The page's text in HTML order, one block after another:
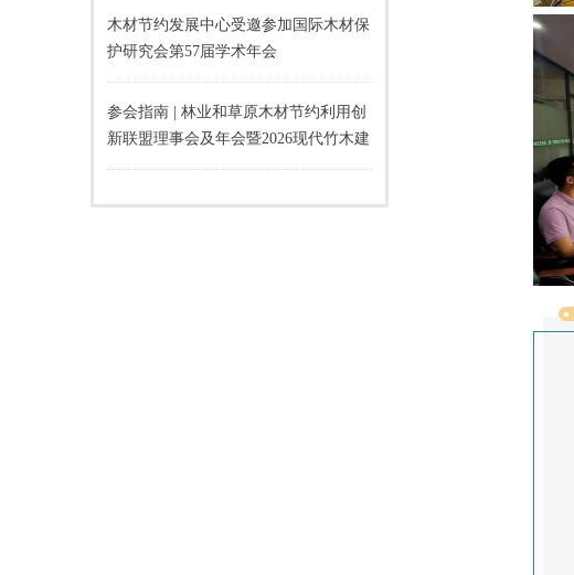
木材节约发展中心受邀参加国际木材保
护研究会第57届学术年会
参会指南 | 林业和草原木材节约利用创
新联盟理事会及年会暨2026现代竹木建
材应用推广交流会即将召开！